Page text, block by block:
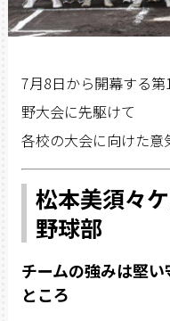
7月8日から開幕する
野大会に先駆けて
各校の大会に向けた意
松本美須々
野球部
チームの強みは堅
ところ